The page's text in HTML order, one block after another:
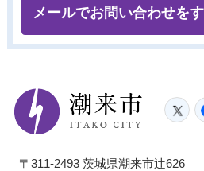
メールでお問い合わせを
潮来市
〒311-2493 茨城県潮来市辻626